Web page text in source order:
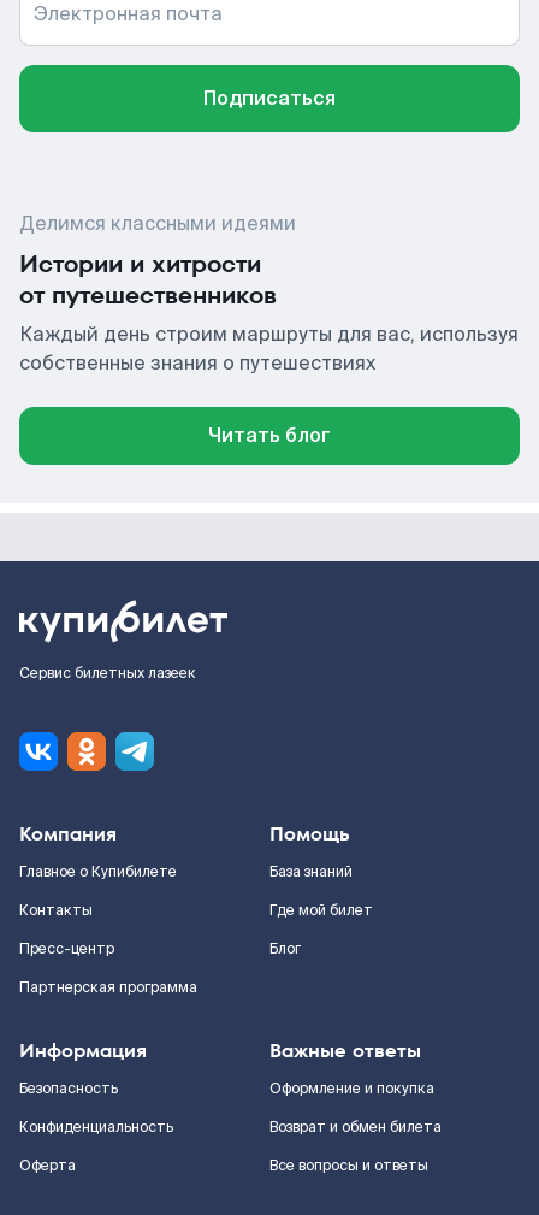
Электронная почта
Подписаться
Делимся классными идеями
Истории и хитрости
от путешественников
Каждый день строим маршруты для вас, используя
собственные знания о путешествиях
Читать блог
Сервис билетных лазеек
Компания
Главное о Купибилете
Контакты
Пресс-центр
Партнерская программа
Помощь
База знаний
Где мой билет
Блог
Информация
Безопасность
Конфиденциальность
Оферта
Важные ответы
Оформление и покупка
Возврат и обмен билета
Все вопросы и ответы